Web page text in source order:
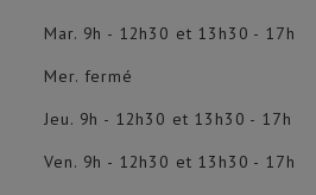
Mar. 9h - 12h30 et 13h30 - 17h
Mer. fermé
Jeu. 9h - 12h30 et 13h30 - 17h
Ven. 9h - 12h30 et 13h30 - 17h